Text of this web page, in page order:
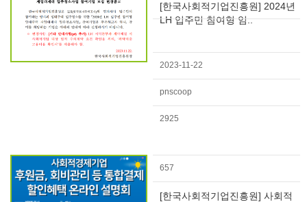
[한국사회적기업진흥원] 2024년
LH 입주민 참여형 임..
2023-11-22
pnscoop
2925
657
[한국사회적기업진흥원] 사회적